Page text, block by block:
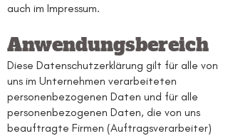
auch im Impressum.
Anwendungsbereich
Diese Datenschutzerklärung gilt für alle von
uns im Unternehmen verarbeiteten
personenbezogenen Daten und für alle
personenbezogenen Daten, die von uns
beauftragte Firmen (Auftragsverarbeiter)